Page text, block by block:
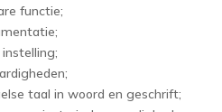
functie;
taal in woord en geschrift;